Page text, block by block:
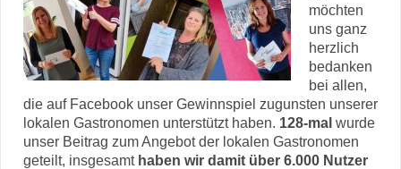
möchten
uns ganz
herzlich
bedanken
bei allen,
die auf Facebook unser Gewinnspiel zugunsten unserer
lokalen Gastronomen unterstützt haben. 128-mal wurde
unser Beitrag zum Angebot der lokalen Gastronomen
geteilt, insgesamt haben wir damit über 6.000 Nutzer